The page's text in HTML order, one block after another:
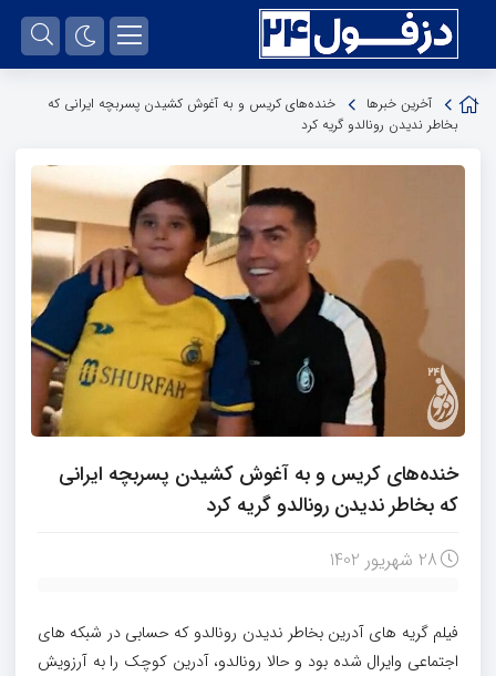
آخرین خبرها
خنده‌های کریس و به آغوش کشیدن پسربچه ایرانی که
بخاطر ندیدن رونالدو گریه کرد
خنده‌های کریس و به آغوش کشیدن پسربچه ایرانی
که بخاطر ندیدن رونالدو گریه کرد
28 شهریور 1402
فیلم گریه های آدرین بخاطر ندیدن رونالدو که حسابی در شبکه های
اجتماعی وایرال شده بود و حالا رونالدو، آدرین کوچک را به آرزویش